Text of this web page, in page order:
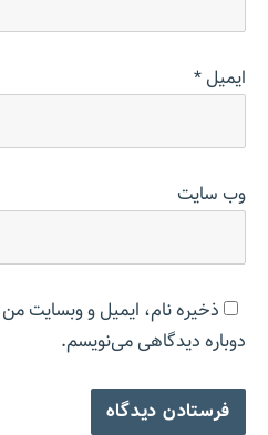
ایمیل*
وب‌ سایت
ذخیره نام، ایمیل و وبسایت
دوباره دیدگاهی می‌نویسم.